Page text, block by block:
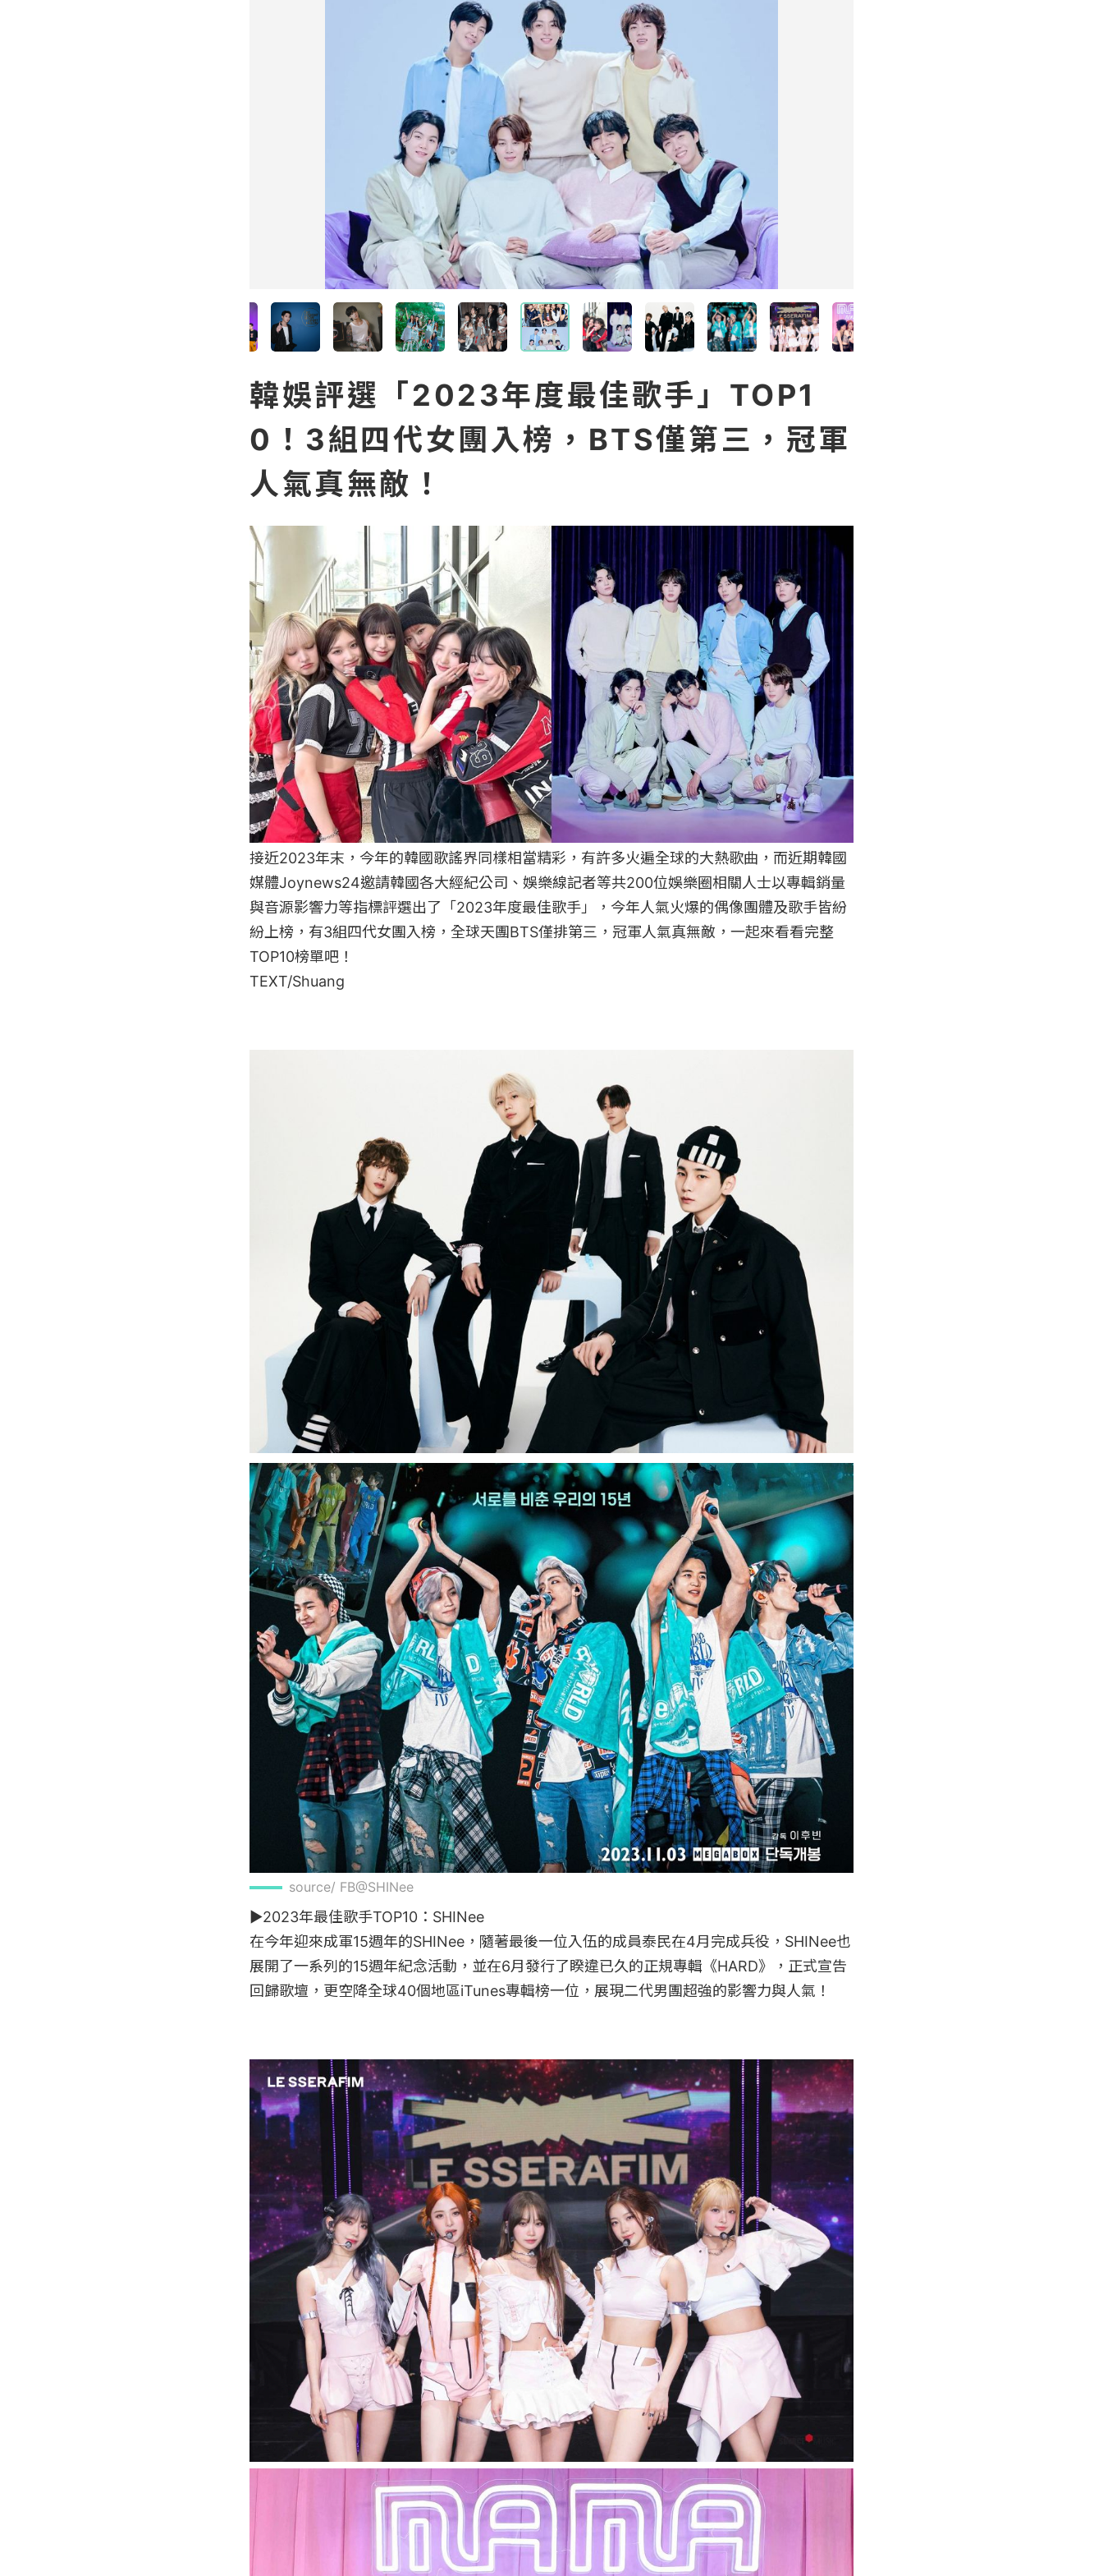
韓娛評選「2023年度最佳歌手」TOP1
0！3組四代女團入榜，BTS僅第三，冠軍
人氣真無敵！
接近2023年末，今年的韓國歌謠界同樣相當精彩，有許多火遍全球的大熱歌曲，而近期韓國
媒體Joynews24邀請韓國各大經紀公司、娛樂線記者等共200位娛樂圈相關人士以專輯銷量
與音源影響力等指標評選出了「2023年度最佳歌手」，今年人氣火爆的偶像團體及歌手皆紛
紛上榜，有3組四代女團入榜，全球天團BTS僅排第三，冠軍人氣真無敵，一起來看看完整
TOP10榜單吧！
TEXT/Shuang
source/ FB@SHINee
▶2023年最佳歌手TOP10：SHINee
在今年迎來成軍15週年的SHINee，隨著最後一位入伍的成員泰民在4月完成兵役，SHINee也
展開了一系列的15週年紀念活動，並在6月發行了睽違已久的正規專輯《HARD》，正式宣告
回歸歌壇，更空降全球40個地區iTunes專輯榜一位，展現二代男團超強的影響力與人氣！